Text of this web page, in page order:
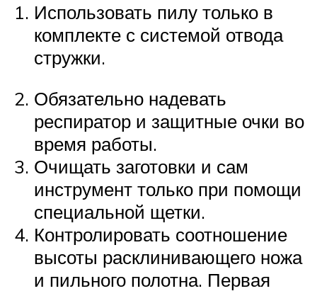
Использовать пилу только в
комплекте с системой отвода
стружки.
Обязательно надевать
респиратор и защитные очки во
время работы.
Очищать заготовки и сам
инструмент только при помощи
специальной щетки.
Контролировать соотношение
высоты расклинивающего ножа
и пильного полотна. Первая